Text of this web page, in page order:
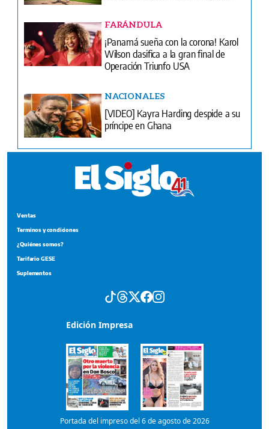
FARÁNDULA
¡Panamá sueña con la corona! Karol
Wilson clasifica a la gran final de
Operación Triunfo USA
NACIONALES
[VIDEO] Kayra Harding despide a su
príncipe en Ghana
Ventas
Terminos y condiciones
¿Quiénes somos?
Tarifario GESE
Suplementos
Edición Impresa
Portada del impreso del 6 de agosto de 2026